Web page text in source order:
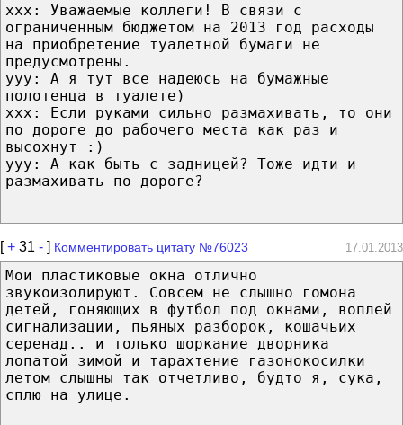
xxx: Уважаемые коллеги! В связи с
ограниченным бюджетом на 2013 год расходы
на приобретение туалетной бумаги не
предусмотрены.
yyy: А я тут все надеюсь на бумажные
полотенца в туалете)
xxx: Если руками сильно размахивать, то они
по дороге до рабочего места как раз и
высохнут :)
yyy: А как быть с задницей? Тоже идти и
размахивать по дороге?
[+ 31 - ] Комментировать цитату №76023 17.01.2013
Мои пластиковые окна отлично
звукоизолируют. Совсем не слышно гомона
детей, гоняющих в футбол под окнами, воплей
сигнализации, пьяных разборок, кошачьих
серенад.. и только шоркание дворника
лопатой зимой и тарахтение газонокосилки
летом слышны так отчетливо, будто я, сука,
сплю на улице.